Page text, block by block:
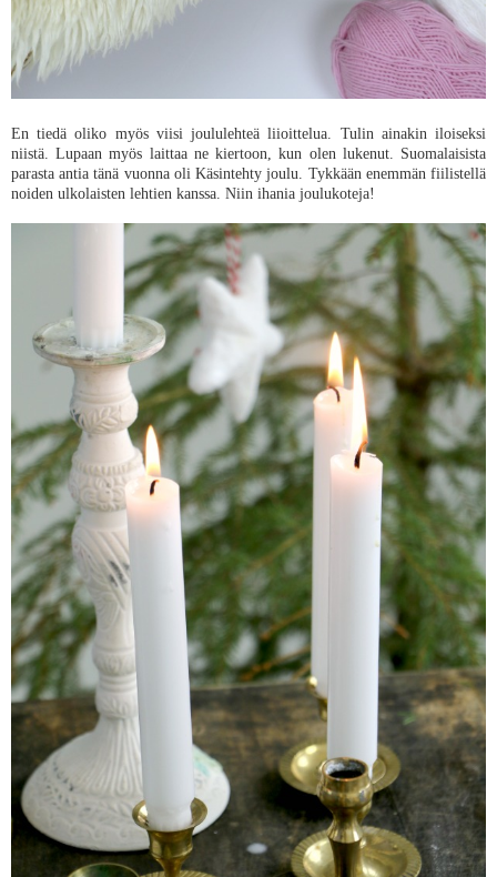
En tiedä oliko myös viisi joululehteä liioittelua. Tulin ainakin iloiseksi
niistä. Lupaan myös laittaa ne kiertoon, kun olen lukenut. Suomalaisista
parasta antia tänä vuonna oli Käsintehty joulu. Tykkään enemmän fiilistellä
noiden ulkolaisten lehtien kanssa. Niin ihania joulukoteja!